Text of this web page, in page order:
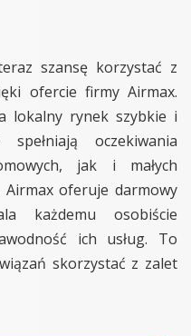
szansę korzystać z
ofercie firmy Airmax.
lokalny rynek szybkie i
oczekiwania
jak i małych
oferuje darmowy
każdemu osobiście
ich usług. To
skorzystać z zalet